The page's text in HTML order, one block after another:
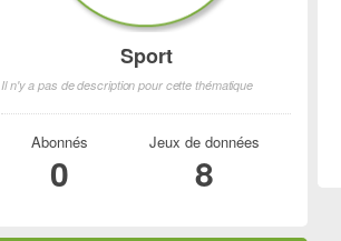
Sport
Il n'y a pas de description pour cette thématique
Abonnés
0
Jeux de données
8